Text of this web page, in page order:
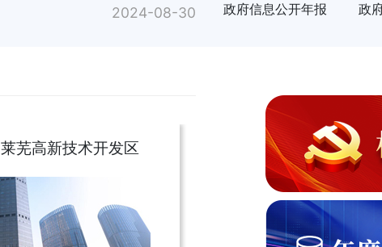
2024-08-30 政府信息公开年报 政
莱芜高新技术开发区